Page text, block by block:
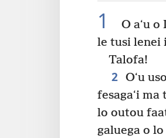
1 O aʻu o
le tusi lenei
Talofa!
2 Oʻu
fesagaʻi
lo outou
galuega o